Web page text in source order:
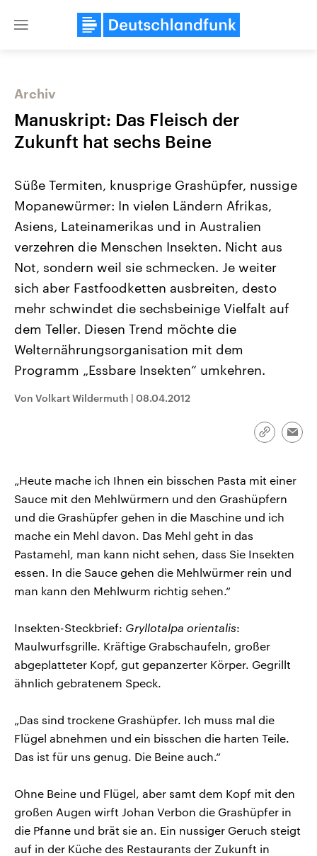
Close
Landtagswahl Sachsen-Anhalt
Alle Informationen
Sachsen-Anhalt wählt am 6.
September 2026 einen neuen
Landtag. Seit 2021 wird das
Bundesland von einer Koalition aus
CDU, SPD und FDP regiert.-
Umfragen, Prognosen,
Wahlprogramme, aktuelle Berichte
und Hintergründe zu den Parteien
und Kandidaten der anstehenden
USA
Hintergründe
Wirtschaftlich und
gehören die Vereinigten
den mächtigsten Ländern
mit großem Einfluss auf
aktuelle Weltgeschehen.
Programm
Audio-Archiv
Archiv
Manuskript: Das Fleisch der
Zukunft hat sechs Beine
Süße Termiten, knusprige Grashüpfer, nussige
Mopanewürmer: In vielen Ländern Afrikas,
Asiens, Lateinamerikas und in Australien
verzehren die Menschen Insekten. Nicht aus
Not, sondern weil sie schmecken. Je weiter
sich aber Fastfoodketten ausbreiten, desto
mehr schwindet die sechsbeinige Vielfalt auf
dem Teller. Diesen Trend möchte die
Welternährungsorganisation mit dem
Programm „Essbare Insekten“ umkehren.
Von Volkart Wildermuth | 08.04.2012
Link
„Heute mache ich Ihnen ein bisschen Pasta mit einer
Sauce mit den Mehlwürmern und den Grashüpfern
und die Grashüpfer gehen in die Maschine und ich
mache ein Mehl davon. Das Mehl geht in das
Pastamehl, man kann nicht sehen, dass Sie Insekten
essen. In die Sauce gehen die Mehlwürmer rein und
man kann den Mehlwurm richtig sehen.“
Insekten-Steckbrief: Gryllotalpa orientalis:
Maulwurfsgrille. Kräftige Grabschaufeln, großer
abgeplatteter Kopf, gut gepanzerter Körper. Gegrillt
ähnlich gebratenem Speck.
„Das sind trockene Grashüpfer. Ich muss mal die
Flügel abnehmen und ein bisschen die harten Teile.
Das ist für uns genug. Die Beine auch.“
Ohne Beine und Flügel, aber samt dem Kopf mit den
großen Augen wirft Johan Verbon die Grashüpfer in
die Pfanne und brät sie an. Ein nussiger Geruch steigt
auf in der Küche des Restaurants der Zukunft in